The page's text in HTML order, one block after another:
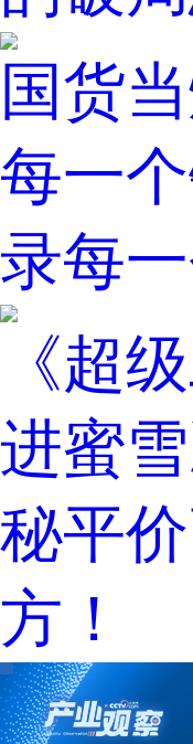
国货
每一
录每
《超
进蜜
秘平
方！